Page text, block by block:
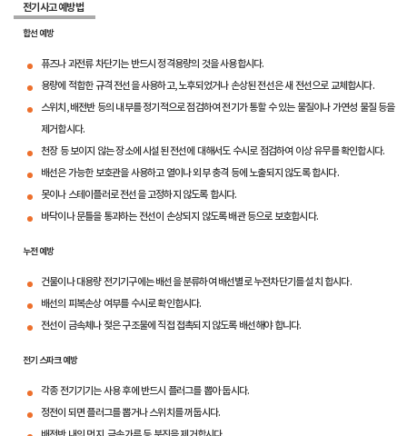
전기사고 예방법
합선 예방
퓨즈나 과전류 차단기는 반드시 정격용량의 것을 사용합시다.
용량에 적합한 규격 전선을 사용하고, 노후되었거나 손상된 전선은 새 전선으로 교체합시다.
스위치, 배전반 등의 내부를 정기적으로 점검하여 전기가 통할 수 있는 물질이나 가연성 물질 등을
제거합시다.
천장 등 보이지 않는 장소에 시설된 전선에 대해서도 수시로 점검하여 이상 유무를 확인합시다.
배선은 가능한 보호관을 사용하고 열이나 외부 충격 등에 노출되지 않도록 합시다.
못이나 스테이플러로 전선을 고정하지 않도록 합시다.
바닥이나 문틀을 통과하는 전선이 손상되지 않도록 배관 등으로 보호합시다.
누전 예방
건물이나 대용량 전기기구에는 배선을 분류하여 배선별로 누전차단기를 설치 합시다.
배선의 피복손상 여부를 수시로 확인합시다.
전선이 금속체나 젖은 구조물에 직접 접촉되지 않도록 배선해야 합니다.
전기 스파크 예방
각종 전기기기는 사용 후에 반드시 플러그를 뽑아 둡시다.
정전이 되면 플러그를 뽑거나 스위치를 꺼둡시다.